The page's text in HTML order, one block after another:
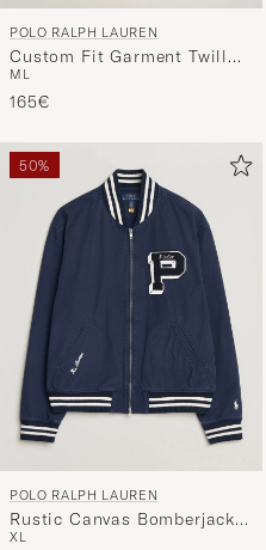
POLO RALPH LAUREN
Custom Fit Garment Twill
Shirt Adirondack Berry
M L
165€
50%
POLO RALPH LAUREN
Rustic Canvas Bomberjacket
Newport Navy
XL